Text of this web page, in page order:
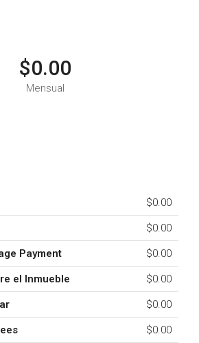
$0.00
Mensual
$0.00
$0.00
Payment $0.00
el Inmueble $0.00
$0.00
$0.00